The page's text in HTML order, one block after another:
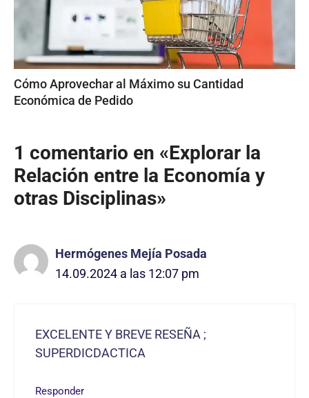
Cómo Aprovechar al Máximo su Cantidad
Económica de Pedido
1 comentario en «Explorar la
Relación entre la Economía y
otras Disciplinas»
Hermógenes Mejía Posada
14.09.2024 a las 12:07 pm
EXCELENTE Y BREVE RESEÑA ;
SUPERDICDACTICA
Responder